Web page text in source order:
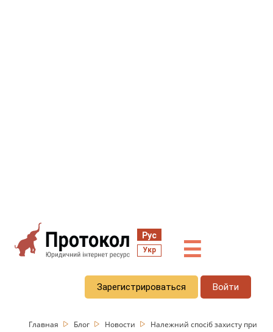
Рус
Укр ☰
Зарегистрироваться Войти
Главная Блог Новости
Належний спосіб захисту при